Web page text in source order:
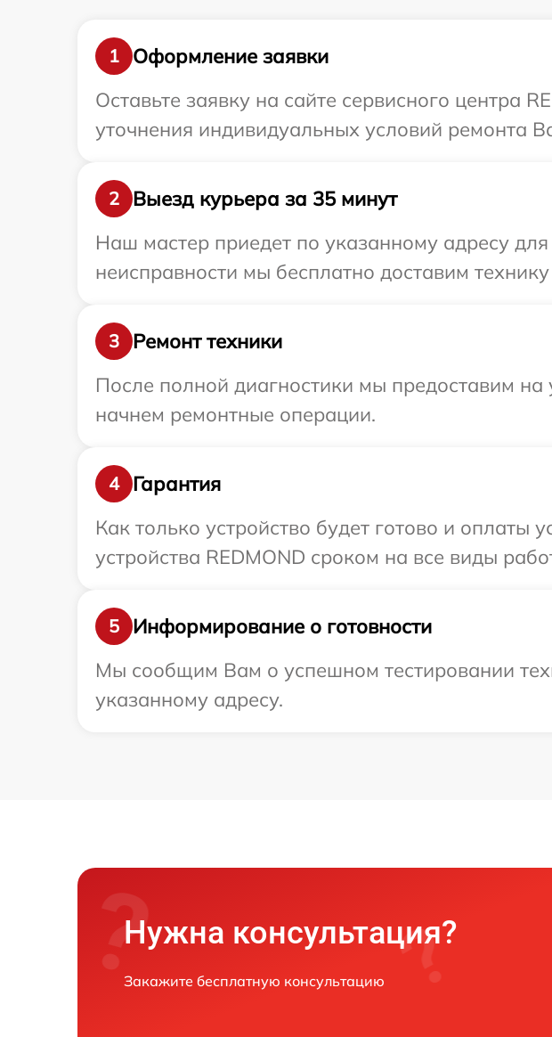
1
Оформление заявки
Оставьте заявку на сайте сервисного центра
уточнения индивидуальных условий ремонта
2
Выезд курьера за 35 минут
Наш мастер приедет по указанному адресу
неисправности мы бесплатно доставим
3
Ремонт техники
После полной диагностики мы предоставим
начнем ремонтные операции.
4
Гарантия
Как только устройство будет готово и
устройства REDMOND сроком на все виды
5
Информирование о готовности
Мы сообщим Вам о успешном тестировании
указанному адресу.
Нужна консультация?
Закажите бесплатную консультацию